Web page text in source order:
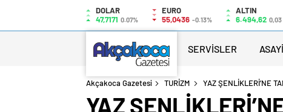
DOLAR
47,7171 0.07%
EURO
55,0436 -0.13%
ALTIN
6.494,62 0,03
SERVİSLER
Akçakoca Gazetesi TURİZM YAZ ŞENLİKLERİ’NE
YAZ